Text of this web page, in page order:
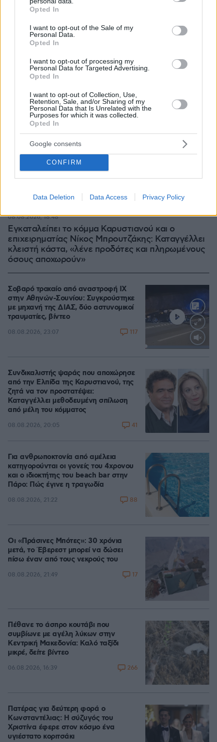
grant or deny consent to Google and its third-party tags to
use your data for below specified purposes in below Google
consent section.
Opted In
I want to opt-out of the Sale of my
Personal Data.
Opted In
I want to opt-out of processing my
Personal Data for Targeted Advertising.
Opted In
I want to opt-out of Collection, Use,
Retention, Sale, and/or Sharing of my
Personal Data that Is Unrelated with the
Purposes for which it was collected.
Opted In
Google consents
CONFIRM
Data Deletion Data Access Privacy Policy
Εγκαταλείπει το κόμμα Καρυστιανού και ο
επιχειρηματίας Νίκος Μπρουτζάκης: Καταγγέλλει
κλειστή κάστα, «λένε προδότες και πληρωμένους
όσους αποχωρούν»
08.08.2026, 18:48
Σοβαρό τροχαίο από αναστροφή ΙΧ
στην Αθηνών-Σουνίου: Συγκρούστηκε
με μηχανή της ΔΙΑΣ, δύο αστυνομικοί
τραυματίες, βίντεο
08.08.2026, 23:07 117
Συνδικαλιστής ψαράς που αποχώρησε
από την Ελπίδα της Καρυστιανού, της
ζητά να τον προστατέψει:
Καταγγέλλει μεθοδευμένη σπίλωση
από μέλη του κόμματος
08.08.2026, 20:05 41
Για ανθρωποκτονία από αμέλεια
κατηγορούνται οι γονείς του 4χρονου
και ο ιδιοκτήτης του beach bar στην
Πάρο: Πώς έγινε η τραγωδία
08.08.2026, 21:22 88
Οι «Πράσινες Μπότες»: 30 χρόνια
μετά, το Έβερεστ μπορεί να δώσει
πίσω έναν από τους νεκρούς του
08.08.2026, 21:49 17
Πέθανε το άσπρο κουτάβι που
συμβίωνε με αγέλη λύκων στην
Κεντρική Μακεδονία: Καλό ταξίδι
μικρέ, δείτε βίντεο
06.08.2026, 16:39 266
Πατέρας για δεύτερη φορά ο
Κωνσταντέλιας: Η σύζυγός του
Χριστίνα έφερε στον κόσμο ένα
υγιέστατο κοριτσάκι